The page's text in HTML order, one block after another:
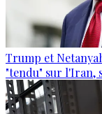
Trump et
"tendu" sur l'Iran,